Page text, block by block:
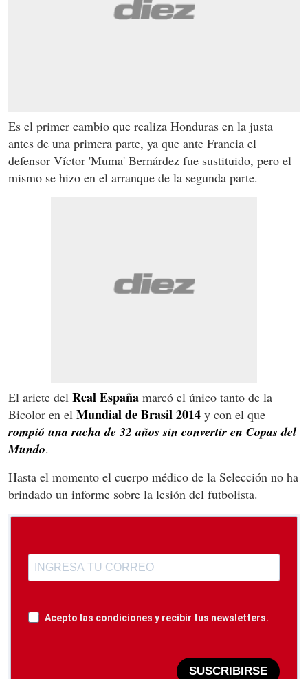
Es el primer cambio que realiza Honduras en la justa
antes de una primera parte, ya que ante Francia el
defensor Víctor 'Muma' Bernárdez fue sustituido, pero el
mismo se hizo en el arranque de la segunda parte.
El ariete del Real España marcó el único tanto de la
Bicolor en el Mundial de Brasil 2014 y con el que
rompió una racha de 32 años sin convertir en Copas del
Mundo.
Hasta el momento el cuerpo médico de la Selección no ha
brindado un informe sobre la lesión del futbolista.
Acepto las condiciones y recibir tus newsletters.
SUSCRIBIRSE